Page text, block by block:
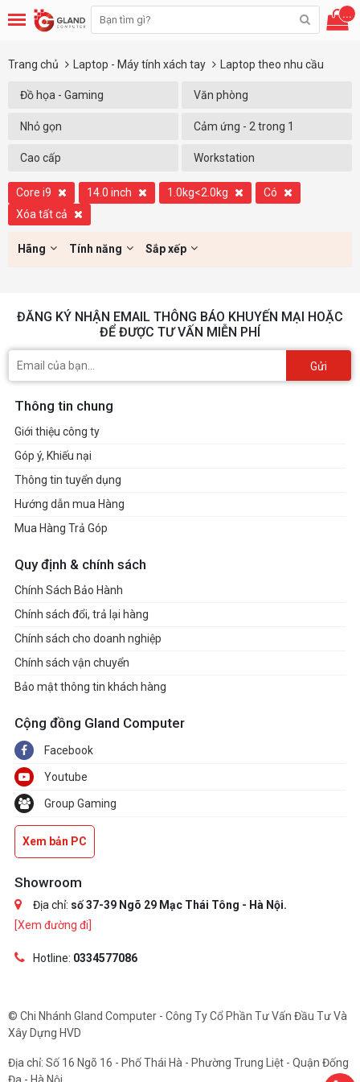
...
Trang chủ Laptop - Máy tính xách tay Laptop theo nhu cầu
Đồ họa - Gaming Văn phòng
Nhỏ gọn Cảm ứng - 2 trong 1
Cao cấp Workstation
Core i9 14.0 inch 1.0kg<2.0kg
Có
Xóa tất cả
Hãng Tính năng Sắp xếp
ĐĂNG KÝ NHẬN EMAIL THÔNG BÁO KHUYẾN MẠI HOẶC
ĐỂ ĐƯỢC TƯ VẤN MIỄN PHÍ
Gửi
Thông tin chung
Giới thiệu công ty
Góp ý, Khiếu nại
Thông tin tuyển dụng
Hướng dẫn mua Hàng
Mua Hàng Trả Góp
Quy định & chính sách
Chính Sách Bảo Hành
Chính sách đổi, trả lại hàng
Chính sách cho doanh nghiệp
Chính sách vận chuyển
Bảo mật thông tin khách hàng
Cộng đồng Gland Computer
Facebook
Youtube
Group Gaming
Xem bản PC
Showroom
Địa chỉ: số 37-39 Ngõ 29 Mạc Thái Tông - Hà Nội.
[Xem đường đi]
Hotline: 0334577086
© Chi Nhánh Gland Computer - Công Ty Cổ Phần Tư Vấn Đầu Tư Và
Xây Dựng HVD
Địa chỉ: Số 16 Ngõ 16 - Phố Thái Hà - Phường Trung Liệt - Quận Đống